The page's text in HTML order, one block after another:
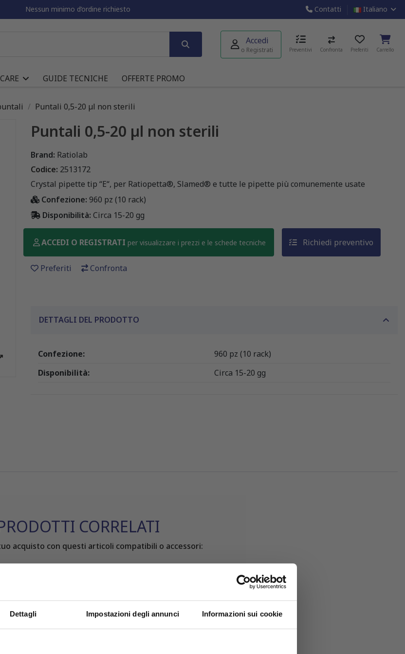
Dettagli Impostazioni degli annunci Informazioni sui cookie
Nessun minimo d’ordine richiesto Contatti Italiano
Accedi
o Registrati Preventivi Confronta Preferiti Carrello
GUIDE TECNICHE OFFERTE PROMO
Puntali 0,5-20 µl non sterili
Puntali 0,5-20 µl non sterili
Brand: Ratiolab
Codice: 2513172
Crystal pipette tip “E“, per Ratiopetta®, Slamed® e tutte le pipette più comunemente usate
Confezione: 960 pz (10 rack)
Disponibilità: Circa 15-20 gg
ACCEDI O REGISTRATI per visualizzare i prezzi e le schede tecniche Richiedi preventivo
Preferiti Confronta
DETTAGLI DEL PRODOTTO
Confezione:
960 pz (10 rack)
Disponibilità:
Circa 15-20 gg
CORRELATI
acquisto con questi articoli compatibili o accessori: